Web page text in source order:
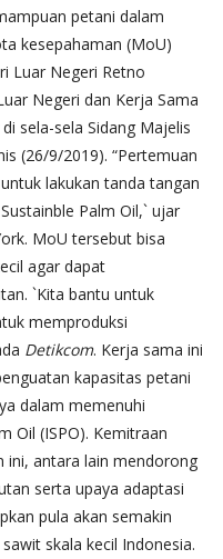
petani dalam
kesepahaman (MoU)
Luar Negeri Retno
Negeri dan Kerja Sama
sela-sela Sidang Majelis
(26/9/2019). “Pertemuan
lakukan tanda tangan
Palm Oil,` ujar
MoU tersebut bisa
agar dapat
`Kita bantu untuk
memproduksi
Detikcom. Kerja sama ini
kapasitas petani
dalam memenuhi
Oil (ISPO). Kemitraan
ini, antara lain mendorong
serta upaya adaptasi
pula akan semakin
skala kecil Indonesia.